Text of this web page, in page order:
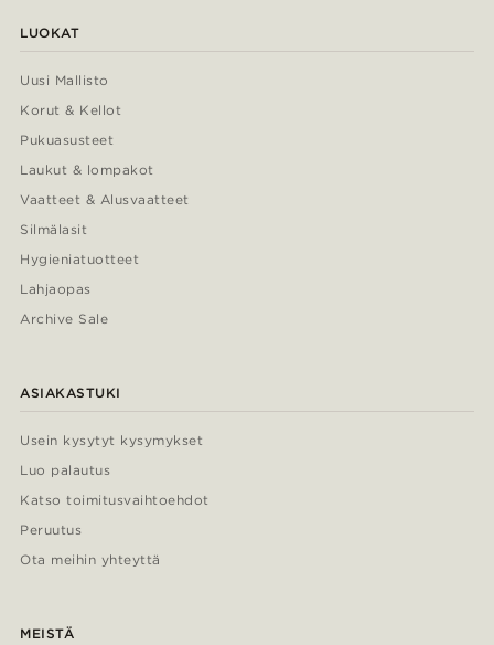
LUOKAT
Uusi Mallisto
Korut & Kellot
Pukuasusteet
Laukut & lompakot
Vaatteet & Alusvaatteet
Silmälasit
Hygieniatuotteet
Lahjaopas
Archive Sale
ASIAKASTUKI
Usein kysytyt kysymykset
Luo palautus
Katso toimitusvaihtoehdot
Peruutus
Ota meihin yhteyttä
MEISTÄ